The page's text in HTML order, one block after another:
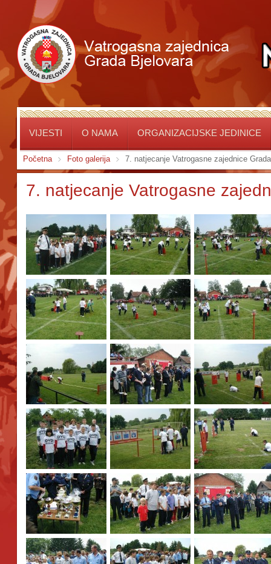
VIJESTI O NAMA ORGANIZACIJSKE JEDINICE
Početna Foto galerija 7. natjecanje Vatrogasne zajednice
7. natjecanje Vatrogasne